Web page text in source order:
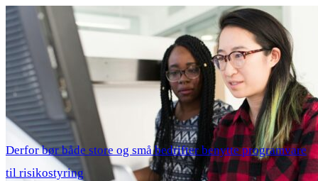
Derfor bør både store og små bedrifter benytte programvare
til risikostyring